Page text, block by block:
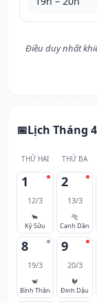
Điều duy nhất
Lịch Tháng
THỨ HAI THỨ BA
1
12/3
🐂
Kỷ Sửu
2
13/3
🐅
Canh Dần
8
19/3
🐒
Bính Thân
9
20/3
🐓
Đinh Dậu